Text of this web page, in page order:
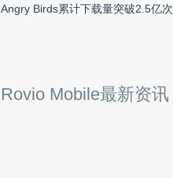
Angry Birds累计下载量突破2.5亿次
Rovio Mobile最新资讯